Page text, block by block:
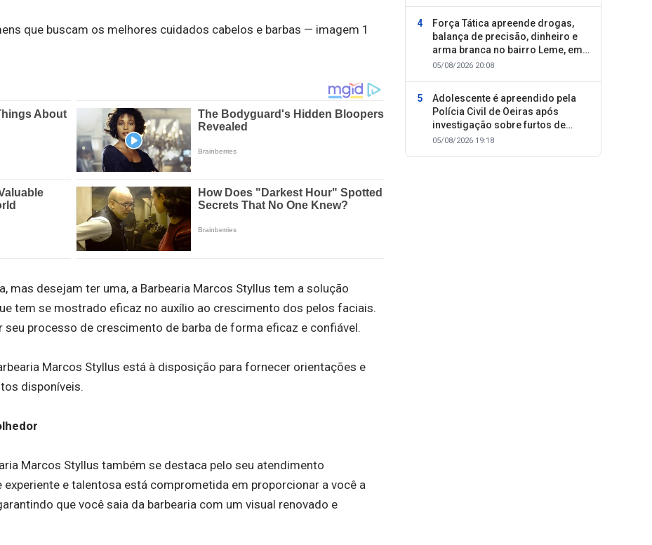
mas desejam ter uma, a Barbearia Marcos Styllus tem a solução
tem se mostrado eficaz no auxílio ao crescimento dos pelos faciais.
processo de crescimento de barba de forma eficaz e confiável.
Marcos Styllus está à disposição para fornecer orientações e
disponíveis.
Marcos Styllus também se destaca pelo seu atendimento
e talentosa está comprometida em proporcionar a você a
que você saia da barbearia com um visual renovado e
Força Tática apreende drogas,
balança de precisão, dinheiro e
arma branca no bairro Leme, em
Oeiras
05/08/2026 20:08
Adolescente é apreendido pela
Polícia Civil de Oeiras após
investigação sobre furtos de
motocicletas
05/08/2026 19:18